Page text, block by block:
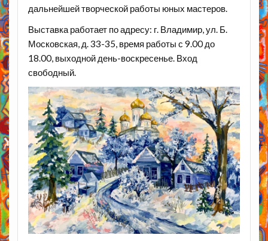
дальнейшей творческой работы юных мастеров.
Выставка работает по адресу: г. Владимир, ул. Б.
Московская, д. 33-35, время работы с 9.00 до
18.00, выходной день-воскресенье. Вход
свободный.